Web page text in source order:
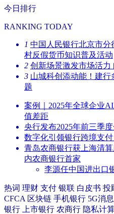
今日排行
RANKING TODAY
1 中国人民银行北京市分
村反假货币知识普及活动
2 创新场景激发市场活
3 山城科创添动能！建
题
案例｜2025年全球企业
值差距
央行发布2025年前三季
数字化引领银行跨境支
青岛农商银行获上海清
内农商银行首家
李源任中国进出口
热词 理财 支付 银联 白皮书 投
CFCA 区块链 手机银行 5G消息
银行
上市银行 农商行 隐私计